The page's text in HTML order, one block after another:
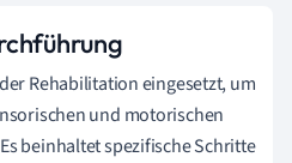
Rehabilitation eingesetzt, um
und motorischen
beinhaltet spezifische Schritte